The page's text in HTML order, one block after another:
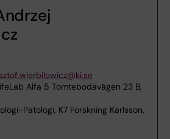
Alfa 5 Tomtebodavägen 23 B,
Patologi, K7 Forskning Karlsson,